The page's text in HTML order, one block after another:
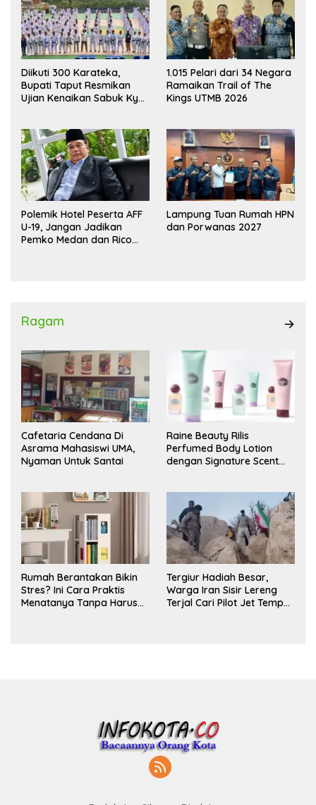
Diikuti 300 Karateka,
Bupati Taput Resmikan
Ujian Kenaikan Sabuk Kyu
1.015 Pelari dari 34 Negara
Ramaikan Trail of The
Kings UTMB 2026
Polemik Hotel Peserta AFF
U-19, Jangan Jadikan
Pemko Medan dan Rico
Lampung Tuan Rumah HPN
dan Porwanas 2027
Ragam
Cafetaria Cendana Di
Asrama Mahasiswi UMA,
Nyaman Untuk Santai
Raine Beauty Rilis
Perfumed Body Lotion
dengan Signature Scent
Rumah Berantakan Bikin
Stres? Ini Cara Praktis
Menatanya Tanpa Harus
Tergiur Hadiah Besar,
Warga Iran Sisir Lereng
Terjal Cari Pilot Jet Tempur